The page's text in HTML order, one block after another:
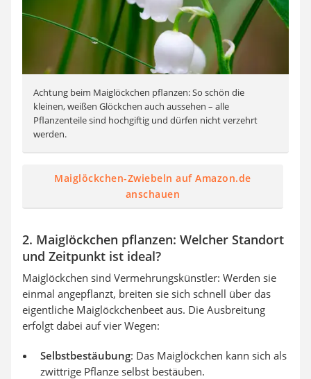
Achtung beim Maiglöckchen pflanzen: So schön die
kleinen, weißen Glöckchen auch aussehen – alle
Pflanzenteile sind hochgiftig und dürfen nicht verzehrt
werden.
Maiglöckchen-Zwiebeln auf Amazon.de
anschauen
2. Maiglöckchen pflanzen: Welcher Standort
und Zeitpunkt ist ideal?
Maiglöckchen sind Vermehrungskünstler: Werden sie
einmal angepflanzt, breiten sie sich schnell über das
eigentliche Maiglöckchenbeet aus. Die Ausbreitung
erfolgt dabei auf vier Wegen:
Selbstbestäubung: Das Maiglöckchen kann sich als
zwittrige Pflanze selbst bestäuben.